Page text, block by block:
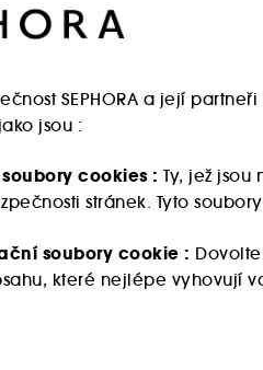
SEPHORA a její
jsou :
cookies : Ty, jež
stránek. Tyto
soubory cookie :
které nejlépe vyhovují
a reklamní soubory cookie :
třetích stran a